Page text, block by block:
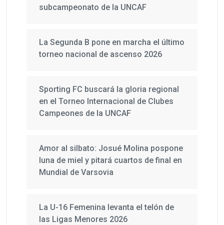
subcampeonato de la UNCAF
La Segunda B pone en marcha el último
torneo nacional de ascenso 2026
Sporting FC buscará la gloria regional
en el Torneo Internacional de Clubes
Campeones de la UNCAF
Amor al silbato: Josué Molina pospone
luna de miel y pitará cuartos de final en
Mundial de Varsovia
La U-16 Femenina levanta el telón de
las Ligas Menores 2026